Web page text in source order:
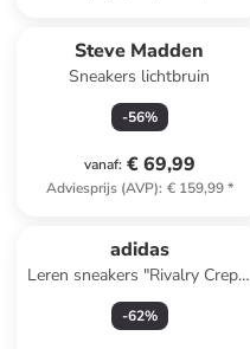
Steve Madden
Sneakers lichtbruin
-56%
vanaf: € 69,99
Adviesprijs (AVP): € 159,99*
adidas
Leren sneakers "Rivalry Crepe"
lichtbruin
-62%